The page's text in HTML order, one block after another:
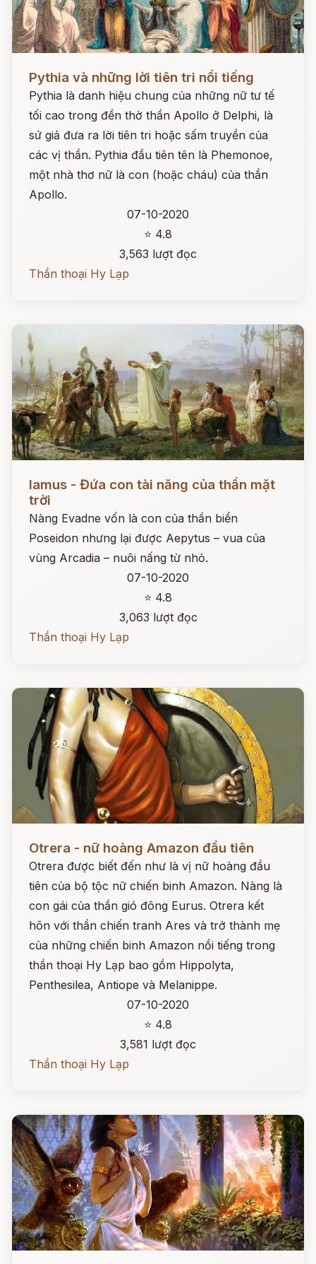
Pythia và những lời tiên tri nổi tiếng
Pythia là danh hiệu chung của những nữ tư tế
tối cao trong đền thờ thần Apollo ở Delphi, là
sứ giả đưa ra lời tiên tri hoặc sấm truyền của
các vị thần. Pythia đầu tiên tên là Phemonoe,
một nhà thơ nữ là con (hoặc cháu) của thần
Apollo.
07-10-2020
⭐ 4.8
3,563 lượt đọc
Thần thoại Hy Lạp
Iamus - Đứa con tài năng của thần mặt
trời
Nàng Evadne vốn là con của thần biển
Poseidon nhưng lại được Aepytus – vua của
vùng Arcadia – nuôi nấng từ nhỏ.
07-10-2020
⭐ 4.8
3,063 lượt đọc
Thần thoại Hy Lạp
Otrera - nữ hoàng Amazon đầu tiên
Otrera được biết đến như là vị nữ hoàng đầu
tiên của bộ tộc nữ chiến binh Amazon. Nàng là
con gái của thần gió đông Eurus. Otrera kết
hôn với thần chiến tranh Ares và trở thành mẹ
của những chiến binh Amazon nổi tiếng trong
thần thoại Hy Lạp bao gồm Hippolyta,
Penthesilea, Antiope và Melanippe.
07-10-2020
⭐ 4.8
3,581 lượt đọc
Thần thoại Hy Lạp